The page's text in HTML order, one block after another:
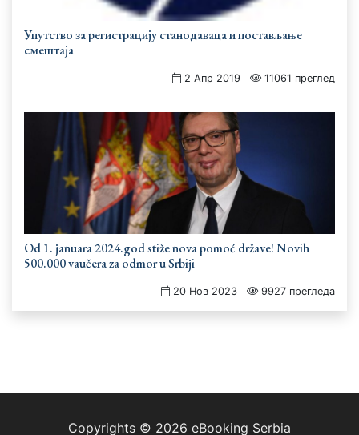
Упутство за регистрацију станодаваца и постављање
смештаја
2 Апр 2019 11061 преглед
Od 1. januara 2024.god stiže nova pomoć države! Novih
500.000 vaučera za odmor u Srbiji
20 Нов 2023 9927 прегледа
Copyrights © 2026 eBooking Serbia